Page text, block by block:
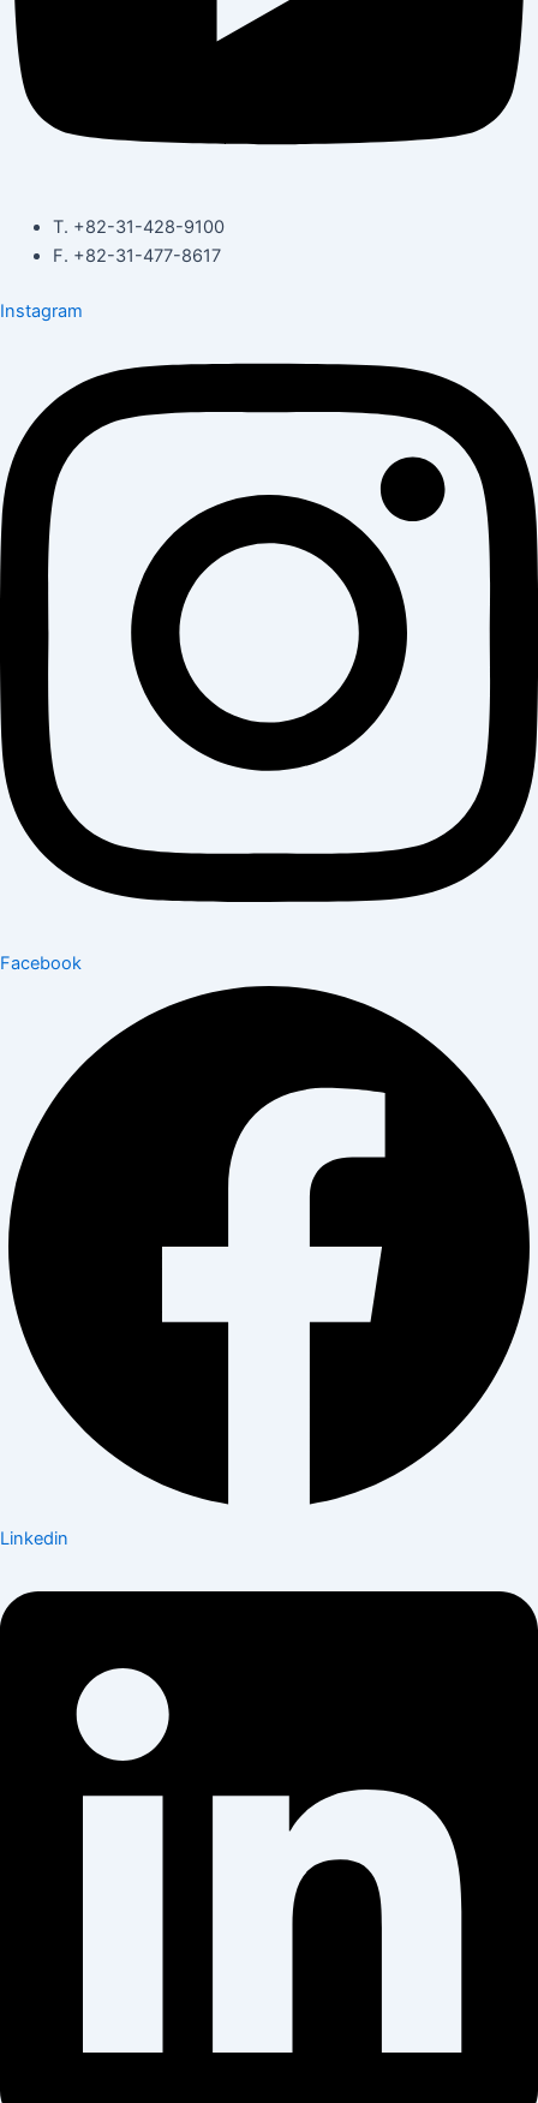
T. +82-31-428-9100
F. +82-31-477-8617
Instagram
Facebook
Linkedin